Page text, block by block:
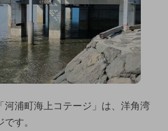
河浦町海上コテージ」は、洋角湾
す。